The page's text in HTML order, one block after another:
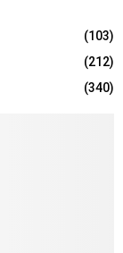
(103)
(212)
(340)